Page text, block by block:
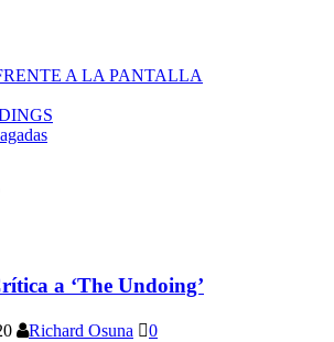
A LA PANTALLA
a ‘The Undoing’
Richard Osuna 0